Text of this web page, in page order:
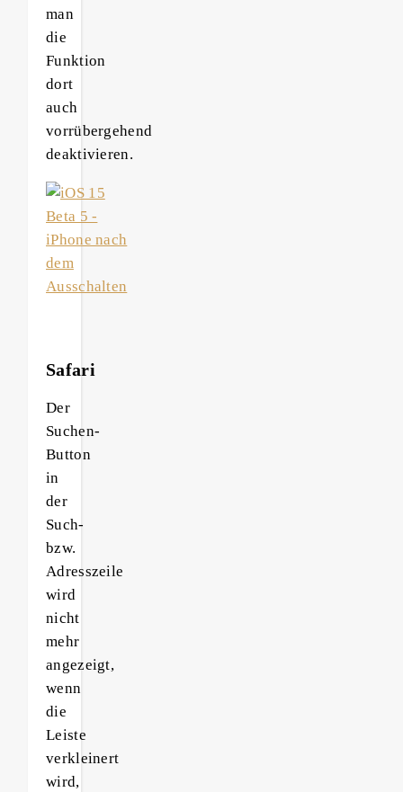
man
die
Funktion
dort
auch
vorrübergehend
deaktivieren.
Safari
Der
Suchen-
Button
in
der
Such-
bzw.
Adresszeile
wird
nicht
mehr
angezeigt,
wenn
die
Leiste
verkleinert
wird,